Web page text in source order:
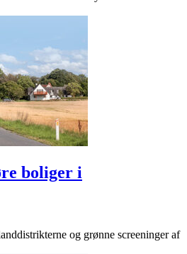
boliger i
og grønne screeninger af